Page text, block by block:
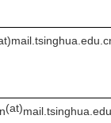
(at)